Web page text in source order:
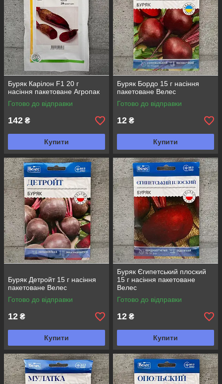
Буряк Карілон F1 20 г
насіння пакетоване Агропак
Готово до відправки
142 ₴
Купити
Буряк Бордо 15 г насіння
пакетоване Велес
Готово до відправки
12 ₴
Купити
Буряк Детройт 15 г насіння
пакетоване Велес
Готово до відправки
12 ₴
Купити
Буряк Єгипетський плоский
15 г насіння пакетоване
Велес
Готово до відправки
12 ₴
Купити